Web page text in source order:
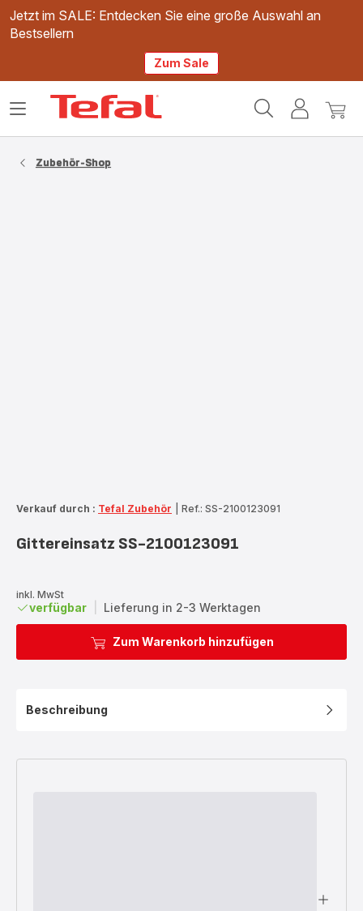
Jetzt im SALE: Entdecken Sie eine große Auswahl an
Bestsellern
Zum Sale
Mein
Mein
Das
Zubehör-Shop
Verkauf durch : Tefal Zubehör Ref.: SS-2100123091
Gittereinsatz SS-2100123091
inkl. MwSt
verfügbar Lieferung in 2-3 Werktagen
Zum Warenkorb hinzufügen
Beschreibung